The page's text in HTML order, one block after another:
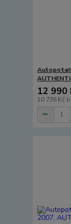
12 990
10 736 Kč